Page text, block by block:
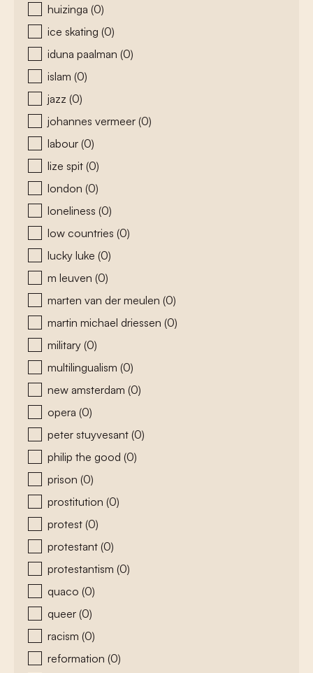
huizinga (0)
ice skating (0)
iduna paalman (0)
islam (0)
jazz (0)
johannes vermeer (0)
labour (0)
lize spit (0)
london (0)
loneliness (0)
low countries (0)
lucky luke (0)
m leuven (0)
marten van der meulen (0)
martin michael driessen (0)
military (0)
multilingualism (0)
new amsterdam (0)
opera (0)
peter stuyvesant (0)
philip the good (0)
prison (0)
prostitution (0)
protest (0)
protestant (0)
protestantism (0)
quaco (0)
queer (0)
racism (0)
reformation (0)